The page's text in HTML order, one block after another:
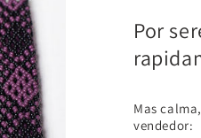
Por
Mas
vendedor: